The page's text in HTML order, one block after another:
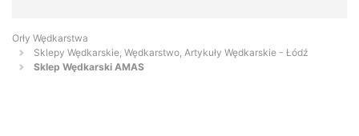
Orły Wędkarstwa
Sklepy Wędkarskie, Wędkarstwo, Artykuły Wędkarskie - Łódź
Sklep Wędkarski AMAS